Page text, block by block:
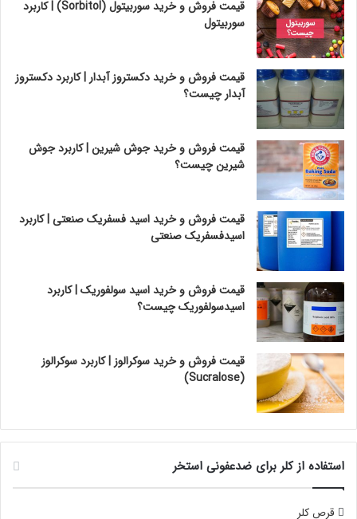
قیمت فروش و خرید سوربیتول (Sorbitol) | کاربرد
سوربیتول
قیمت فروش و خرید دکستروز آبدار | کاربرد دکستروز
آبدار چیست؟
قیمت فروش و خرید جوش شیرین | کاربرد جوش
شیرین چیست؟
قیمت فروش و خرید اسید فسفریک صنعتی | کاربرد
اسیدفسفریک صنعتی
قیمت فروش و خرید اسید سولفوریک | کاربرد
اسیدسولفوریک چیست؟
قیمت فروش و خرید سوکرالوز | کاربرد سوکرالوز
(Sucralose)
استفاده از کلر برای ضدعفونی استخر
قرص کلر